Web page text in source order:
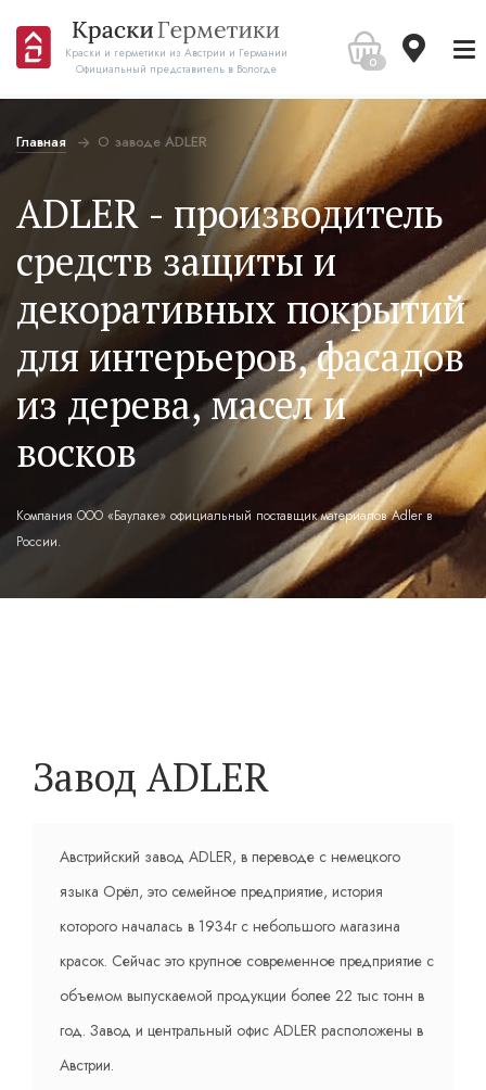
Краски и герметики из Австрии и Германии
Официальный представитель в Вологде
0
Главная О заводе ADLER
ADLER - производитель
средств защиты и
декоративных покрытий
для интерьеров, фасадов
из дерева, масел и
восков
Компания OOO «Баулаке» официальный поставщик материалов Adler в
России.
Завод ADLER
Австрийский завод ADLER, в переводе с немецкого
языка Орёл, это семейное предприятие, история
которого началась в 1934г с небольшого магазина
красок. Сейчас это крупное современное предприятие c
объемом выпускаемой продукции более 22 тыс тонн в
год. Завод и центральный офис ADLER расположены в
Австрии.